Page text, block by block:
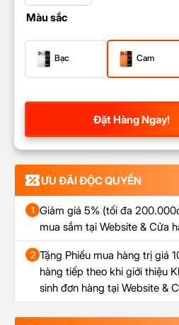
Màu sắc
Bạc Cam
Đặt Hàng Ngay!
ƯU ĐÃI ĐỘC QUYỀN
1 Giảm giá 5% (tối đa
mua sắm tại Website & Cửa
2 Tặng Phiếu mua hàng trị giá
hàng tiếp theo khi giới thiệu
sinh đơn hàng tại Website &